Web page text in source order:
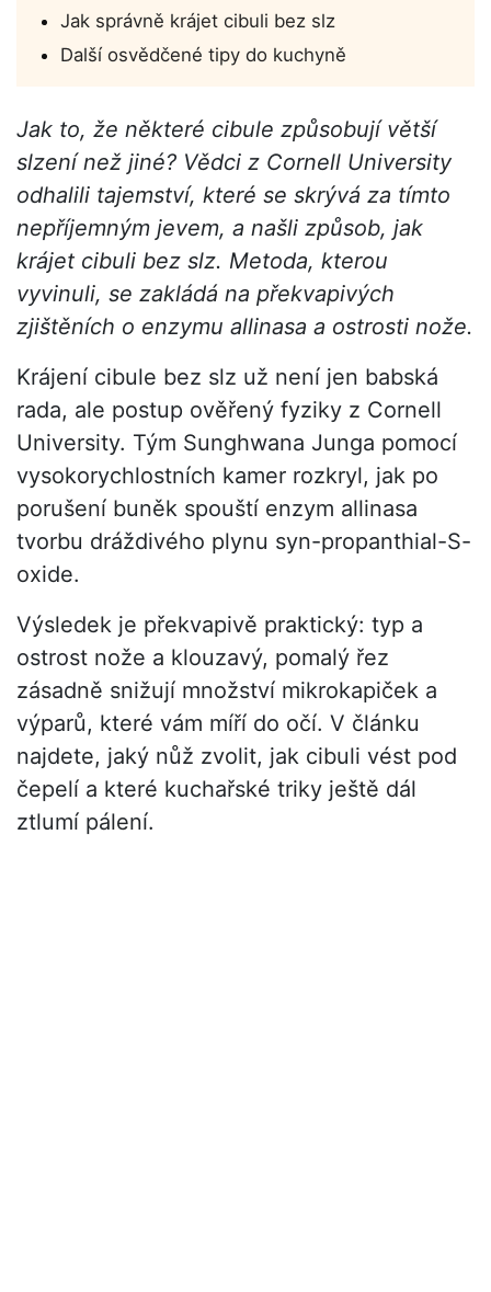
Jak správně krájet cibuli bez slz
Další osvědčené tipy do kuchyně
Jak to, že některé cibule způsobují větší
slzení než jiné? Vědci z Cornell University
odhalili tajemství, které se skrývá za tímto
nepříjemným jevem, a našli způsob, jak
krájet cibuli bez slz. Metoda, kterou
vyvinuli, se zakládá na překvapivých
zjištěních o enzymu allinasa a ostrosti nože.
Krájení cibule bez slz už není jen babská
rada, ale postup ověřený fyziky z Cornell
University. Tým Sunghwana Junga pomocí
vysokorychlostních kamer rozkryl, jak po
porušení buněk spouští enzym allinasa
tvorbu dráždivého plynu syn-propanthial-S-
oxide.
Výsledek je překvapivě praktický: typ a
ostrost nože a klouzavý, pomalý řez
zásadně snižují množství mikrokapiček a
výparů, které vám míří do očí. V článku
najdete, jaký nůž zvolit, jak cibuli vést pod
čepelí a které kuchařské triky ještě dál
ztlumí pálení.